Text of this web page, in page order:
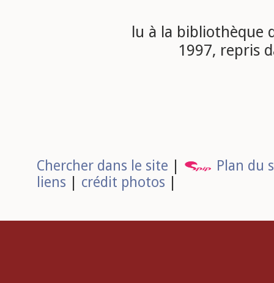
lu à la bibliothèque
1997, repris
Chercher dans le site
Plan du
liens
crédit photos